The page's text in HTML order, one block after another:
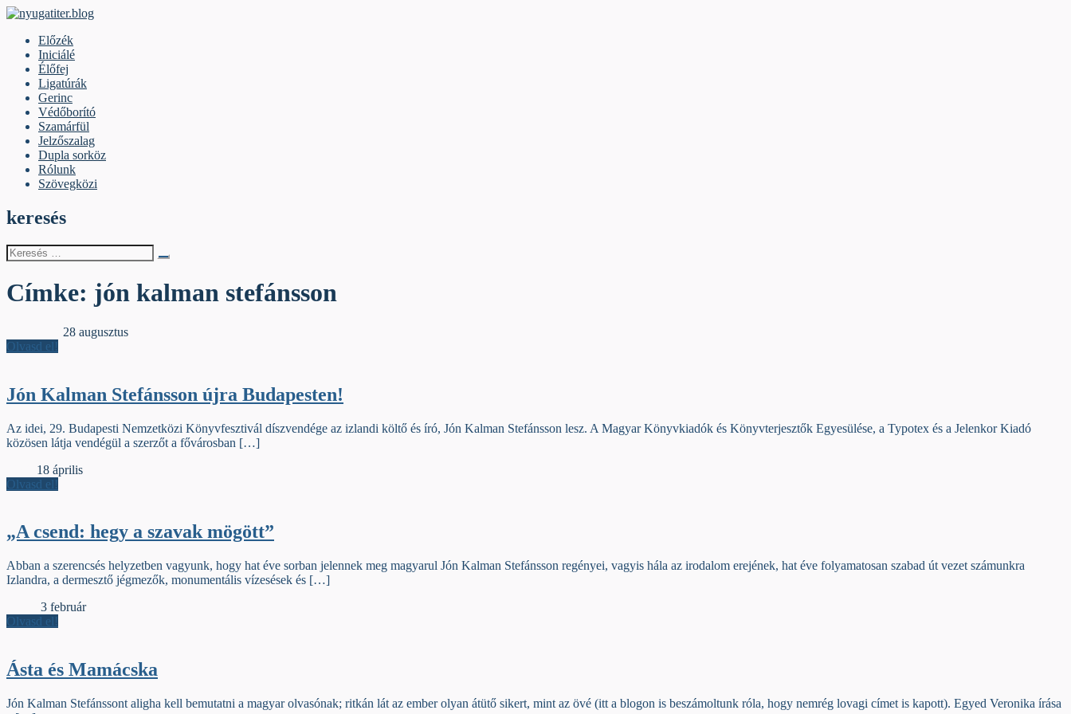
Skip
contentElőzék
Iniciálé
Élőfej
Ligatúrák
Gerinc
Védőborító
Szamárfül
Jelzőszalag
Dupla sorköz
Rólunk
Szövegközi
keresés
Keresés
erre:
Címke: jón kalman stefánsson
28 augusztus
Olvasd el!
Jón Kalman Stefánsson újra Budapesten!
Az idei, 29. Budapesti Nemzetközi Könyvfesztivál díszvendége az izlandi költő és író, Jón Kalman Stefánsson lesz. A Magyar Könyvkiadók és Könyvterjesztők Egyesülése, a Typotex és a Jelenkor Kiadó
közösen látja vendégül a szerzőt a fővárosban […]
18 április
Olvasd el!
„A csend: hegy a szavak mögött”
Abban a szerencsés helyzetben vagyunk, hogy hat éve sorban jelennek meg magyarul Jón Kalman Stefánsson regényei, vagyis hála az irodalom erejének, hat éve folyamatosan szabad út vezet számunkra
Izlandra, a dermesztő jégmezők, monumentális vízesések és […]
3 február
Olvasd el!
Ásta és Mamácska
Jón Kalman Stefánssont aligha kell bemutatni a magyar olvasónak; ritkán lát az ember olyan átütő sikert, mint az övé (itt a blogon is beszámoltunk róla, hogy nemrég lovagi címet is kapott). Egyed Veronika írása